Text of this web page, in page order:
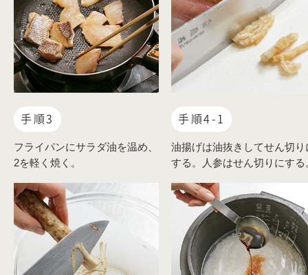
手順3
フライパンにサラダ油を温め、
2を軽く焼く。
手順4-1
油揚げは油抜きしてせん切り
する。人参はせん切りにする